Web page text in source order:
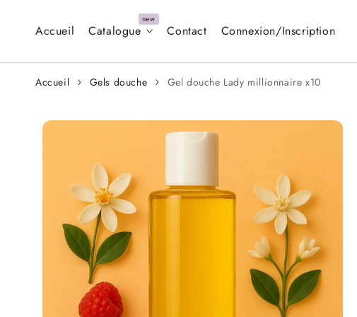
contenuAccueil Catalogue Contact Connexion/Inscription
Accueil Gels douche Gel douche Lady millionnaire x10